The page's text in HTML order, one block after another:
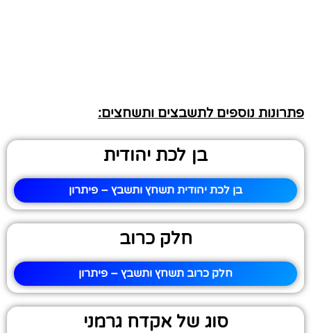
פתרונות נוספים לתשבצים ותשחצים:
בן לכת יהודית
בן לכת יהודית תשחץ ותשבץ – פיתרון
חלק כרוב
חלק כרוב תשחץ ותשבץ – פיתרון
סוג של אקדח גרמני